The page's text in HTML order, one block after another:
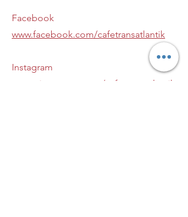
Facebook
www.facebook.com/cafetransatlantik
Instagram
wwww.instagram.com/cafe.transatlantik